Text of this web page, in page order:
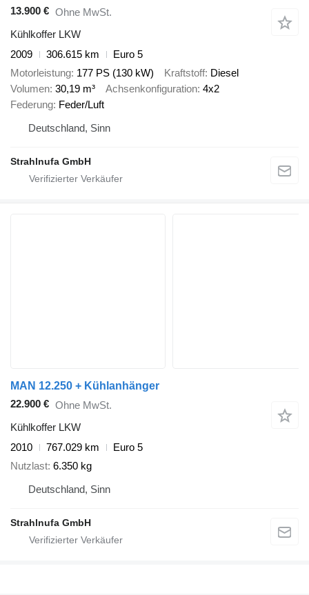
13.900 € Ohne MwSt.
Kühlkoffer LKW
2009
306.615 km
Euro 5
Motorleistung 177 PS (130 kW) Kraftstoff Diesel
Volumen 30,19 m³ Achsenkonfiguration 4x2
Federung Feder/Luft
Deutschland, Sinn
Strahlnufa GmbH
MAN 12.250 + Kühlanhänger
22.900 € Ohne MwSt.
Kühlkoffer LKW
2010
767.029 km
Euro 5
Nutzlast 6.350 kg
Deutschland, Sinn
Strahlnufa GmbH